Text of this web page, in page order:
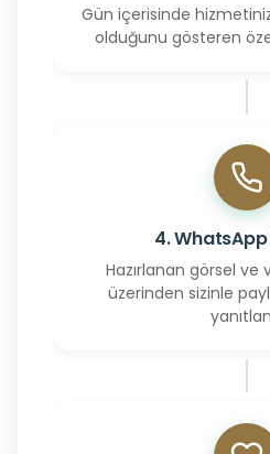
Gün içerisinde
olduğunu gösteren
4.
Hazırlanan görsel ve
üzerinden sizinle